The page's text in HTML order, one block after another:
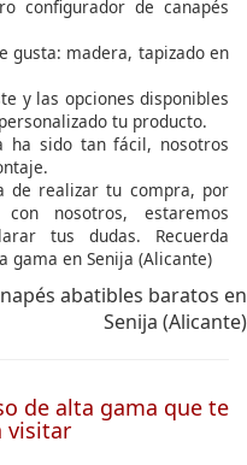
configurador de canapés
gusta: madera, tapizado en
y las opciones disponibles
tu producto.
ha sido tan fácil, nosotros
de realizar tu compra, por
nosotros, estaremos
tus dudas. Recuerda
gama en Senija (Alicante)
de alta gama que te
visitar